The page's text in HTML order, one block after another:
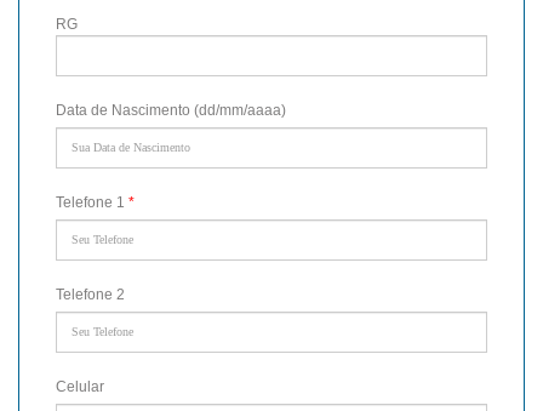
RG
Data de Nascimento (dd/mm/aaaa)
Telefone 1 *
Telefone 2
Celular